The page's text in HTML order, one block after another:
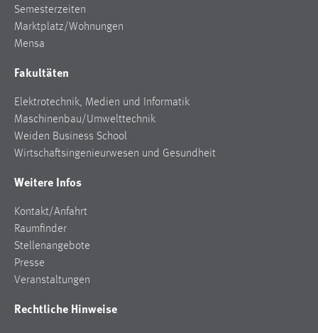
Semesterzeiten
Marktplatz/Wohnungen
Mensa
Fakultäten
Elektrotechnik, Medien und Informatik
Maschinenbau/Umwelttechnik
Weiden Business School
Wirtschaftsingenieurwesen und Gesundheit
Weitere Infos
Kontakt/Anfahrt
Raumfinder
Stellenangebote
Presse
Veranstaltungen
Rechtliche Hinweise